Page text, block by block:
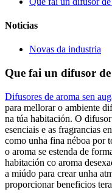
Noticias
Novas da industria
Que fai un difusor
Difusores de aroma sen
para mellorar o ambiente
na túa habitación. O
esenciais e as fragrancias
como unha fina néboa por
o aroma se estenda de
habitación co aroma
a miúdo para crear unha
proporcionar beneficios